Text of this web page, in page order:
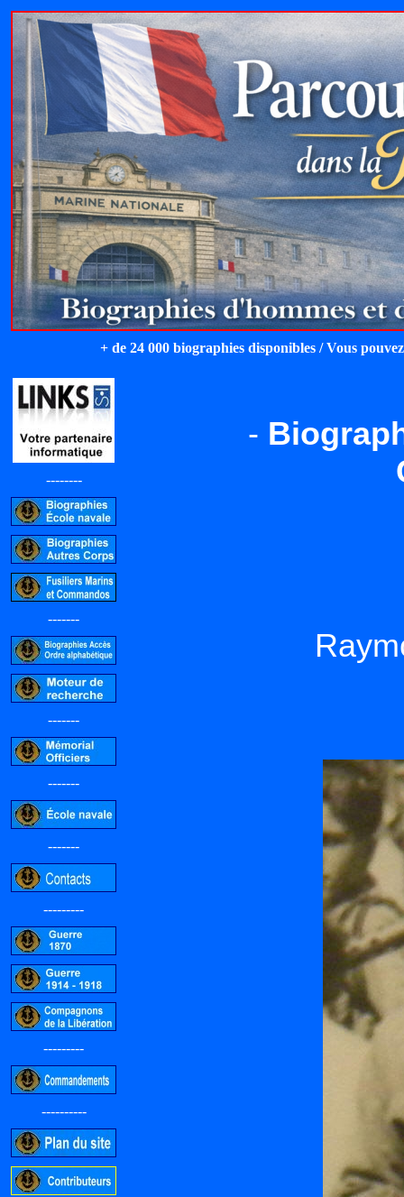
+ de 24 000 biographies disponibles / Vous
--------
-------
-------
-------
-------
---------
---------
----------
-